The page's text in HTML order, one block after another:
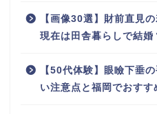
【画像30選】財前直見
現在は田舎暮らしで結婚
【50代体験】眼瞼下垂
い注意点と福岡でおすす